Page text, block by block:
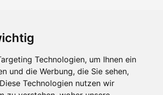
Technologien, um Ihnen ein
und die Werbung, die Sie sehen,
Technologien nutzen wir